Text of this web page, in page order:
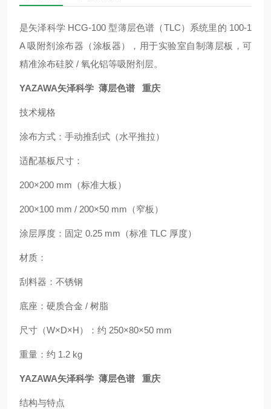
是矢泽科学 HCG-100 型薄层色谱（TLC）系统里的 100-1
A 吸附剂涂布器（涂板器），用于实验室自制薄层板，可
精准涂布硅胶 / 氧化铝等吸附剂层。
YAZAWA矢泽科学 薄层色谱 重庆
技术规格
涂布方式：手动推刮式（水平推拉）
适配基板尺寸：
200×200 mm（标准大板）
200×100 mm / 200×50 mm（窄板）
涂层厚度：固定 0.25 mm（标准 TLC 厚度）
材质：
刮料器：不锈钢
底座：硬质合金 / 树脂
尺寸（W×D×H）：约 250×80×50 mm
重量：约 1.2 kg
YAZAWA矢泽科学 薄层色谱 重庆
结构与特点